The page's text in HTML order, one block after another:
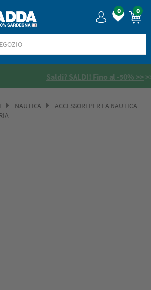
0 0
SALDI! Fino al -50% >>>>
NAUTICA
ACCESSORI PER LA NAUTICA